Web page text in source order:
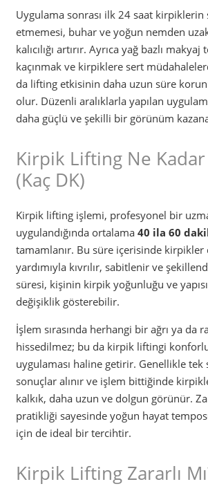
Uygulama sonrası ilk 24 saat kirpiklerin
etmemesi, buhar ve yoğun nemden
kalıcılığı artırır. Ayrıca yağ bazlı
kaçınmak ve kirpiklere sert
da lifting etkisinin daha uzun süre
olur. Düzenli aralıklarla yapılan
daha güçlü ve şekilli bir görünüm
Kirpik Lifting Ne
(Kaç DK)
Kirpik lifting işlemi, profesyonel bir
uygulandığında ortalama 40 ila 60
tamamlanır. Bu süre içerisinde kirpikler
yardımıyla kıvrılır, sabitlenir ve
süresi, kişinin kirpik yoğunluğu ve
değişiklik gösterebilir.
İşlem sırasında herhangi bir ağrı ya da
hissedilmez; bu da kirpik liftingi konforlu
uygulaması haline getirir. Genellikle tek
sonuçlar alınır ve işlem bittiğinde
kalkık, daha uzun ve dolgun görünür.
pratikliği sayesinde yoğun hayat
için de ideal bir tercihtir.
Kirpik Lifting Zararlı